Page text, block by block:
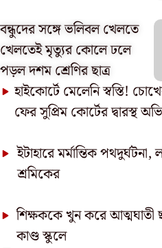
বন্ধুদের সঙ্গে ভলিবল খেলতে
খেলতেই মৃত্যুর কোলে ঢলে
পড়ল দশম শ্রেণির ছাত্র
হাইকোর্টে মেলেনি স্বস্তি!
ফের সুপ্রিম কোর্টের দ্বারস্থ
ইটাহারে মর্মান্তিক
শ্রমিকের
শিক্ষককে খুন করে আত্মঘাতী
কাণ্ড স্কুলে